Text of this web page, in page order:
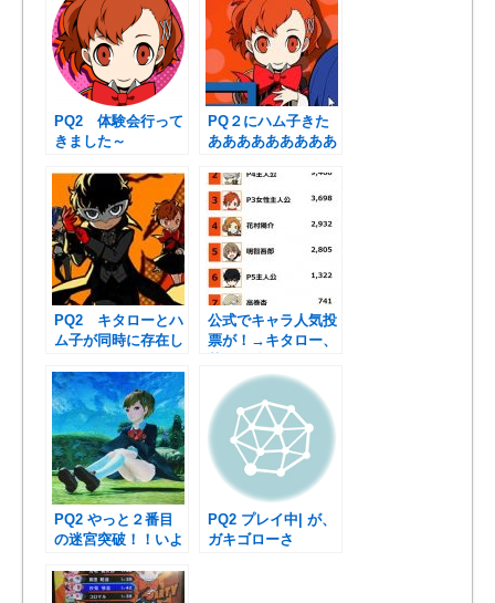
PQ2 体験会行って
きました～
PQ２にハム子きた
あああああああああ
PQ2 キタローとハ
ム子が同時に存在し
公式でキャラ人気投
票が！→キタロー、
PQ2 やっと２番目
の迷宮突破！！いよ
PQ2 プレイ中| が、
ガキゴローさ